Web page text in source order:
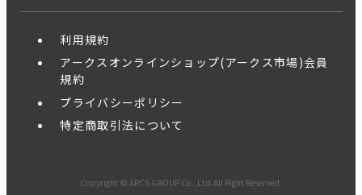
利用規約
アークスオンラインショップ(アークス市場)会員
規約
プライバシーポリシー
特定商取引法について
Copyright © ARCS GROUP Co.,Ltd.All Right Reserved.